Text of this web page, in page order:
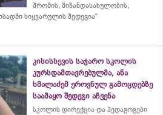
შრომის, მიზანდასახულობის,
სიყვარულის შედეგია“
კისისხევის საჯარო სკოლის
კურსდამთავრებულმა, ანა
ხმალაძემ ეროვნულ გამოცდებზე
საამაყო შედეგი აჩვენა
სკოლის დირექცია და პედაგოგები